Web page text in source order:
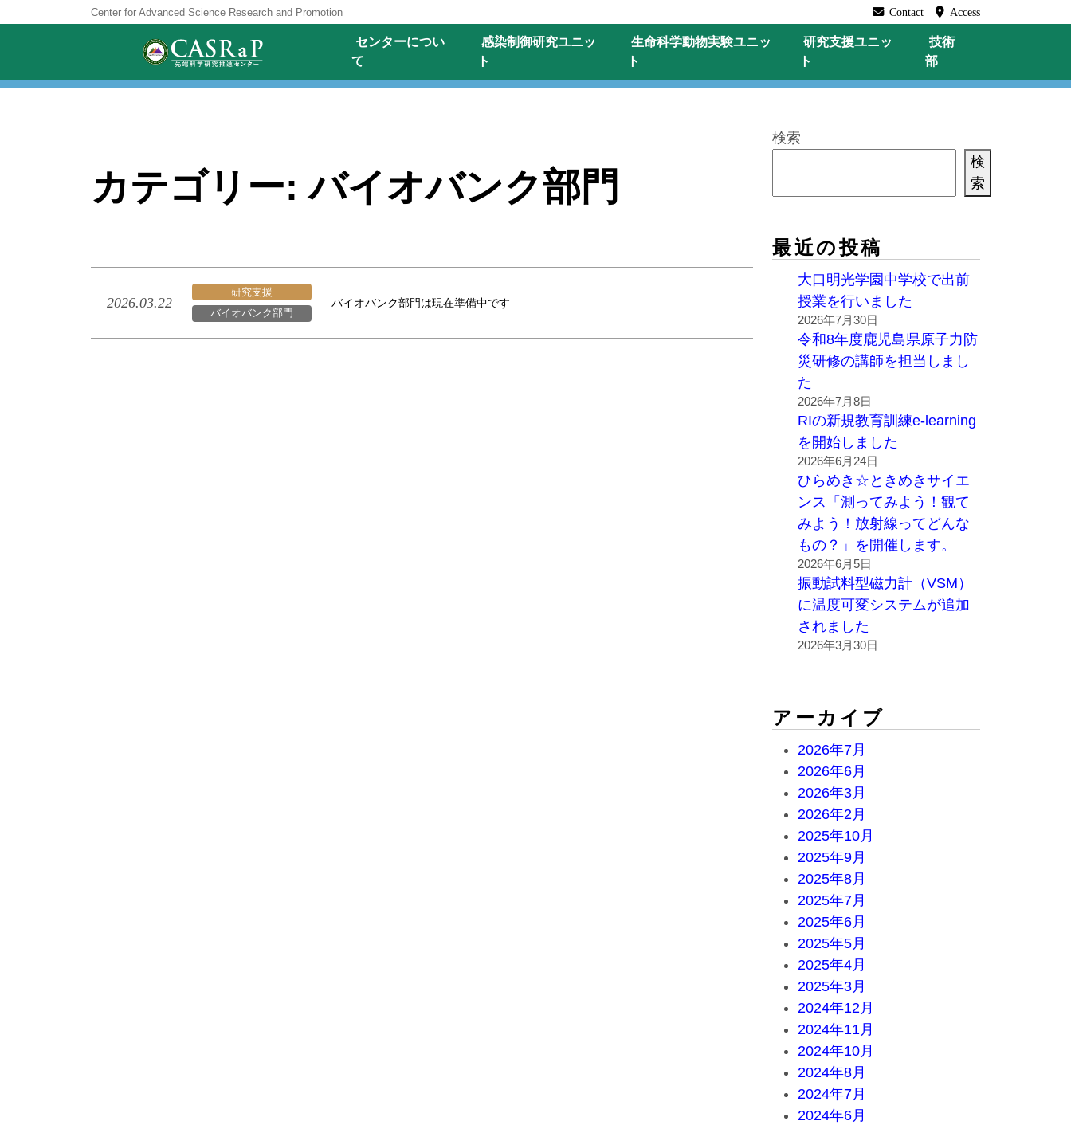
Center for Advanced Science Research and Promotion Contact Access
センターについ
て
感染制御研究ユニッ
ト
生命科学動物実験ユニッ
ト
研究支援ユニッ
ト
技術
部
カテゴリー:バイオバンク部門
2026.03.22
研究支援
バイオバンク部門
バイオバンク部門は現在準備中です
検索
検
索
最近の投稿
大口明光学園中学校で出前
授業を行いました
2026年7月30日
令和8年度鹿児島県原子力防
災研修の講師を担当しまし
た
2026年7月8日
RIの新規教育訓練e-learning
を開始しました
2026年6月24日
ひらめき☆ときめきサイエ
ンス「測ってみよう！観て
みよう！放射線ってどんな
もの？」を開催します。
2026年6月5日
振動試料型磁力計（VSM）
に温度可変システムが追加
されました
2026年3月30日
アーカイブ
2026年7月
2026年6月
2026年3月
2026年2月
2025年10月
2025年9月
2025年8月
2025年7月
2025年6月
2025年5月
2025年4月
2025年3月
2024年12月
2024年11月
2024年10月
2024年8月
2024年7月
2024年6月